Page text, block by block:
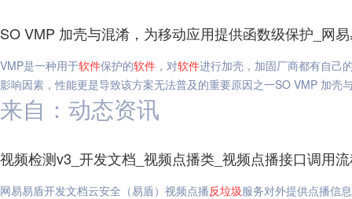
SO VMP 加壳与混淆，为移动应用提供函数级保护_网
VMP是一种用于软件保护的软件 ，对软件进行加壳，加固厂商都有自己
影响因素，性能更是导致该方案无法普及的重要原因之一SO VMP 加壳
来自：动态资讯
视频检测v3_开发文档_视频点播类_视频点播接口调用
网易易盾开发文档云安全（易盾）视频点播反垃圾服务对外提供点播信